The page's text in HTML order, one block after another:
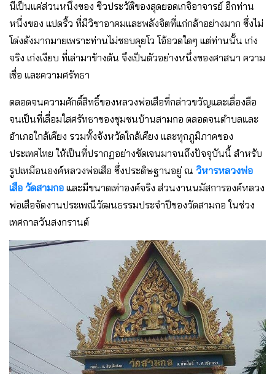
นี่เป็นแค่ส่วนหนึ่งของ ชีวประวัติของสุดยอดเกจิอาจารย์ อีกท่าน
หนึ่งของ แปดริ้ว ที่มีวิชาอาคมและพลังจิตที่แก่กล้าอย่างมาก ซึ่งไม่
โด่งดังมากมายเพราะท่านไม่ชอบคุยโว โอ้อวดใดๆ แต่ท่านนั้น เก่ง
จริง เก่งเงียบ ที่เล่ามาข้างต้น จึงเป็นตัวอย่างหนึ่งของศาสนา ความ
เชื่อ และความศรัทธา
ตลอดจนความศักดิ์สิทธิ์ของหลวงพ่อเสือที่กล่าวขวัญและเลื่องลือ
จนเป็นที่เลื่อมใสศรัทธาของชุมชนบ้านสามกอ ตลอดจนตำบลและ
อำเภอใกล้เคียง รวมทั้งจังหวัดใกล้เคียง และทุกภูมิภาคของ
ประเทศไทย ให้เป็นที่ปรากฏอย่างชัดเจนมาจนถึงปัจจุบันนี้ สำหรับ
รูปเหมือนองค์หลวงพ่อเสือ ซึ่งประดิษฐานอยู่ ณ วิหารหลวงพ่อ
เสือ วัดสามกอ และมีขนาดเท่าองค์จริง ส่วนงานนมัสการองค์หลวง
พ่อเสือจัดงานประเพณีวัฒนธรรมประจำปีของวัดสามกอ ในช่วง
เทศกาลวันสงกรานต์